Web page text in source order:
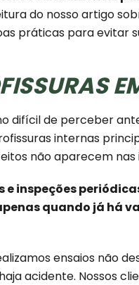
do nosso artigo
práticas para evitar
difícil de perceber
internas
não aparecem
inspeções
quando já há
ensaios não
acidente. Nossos